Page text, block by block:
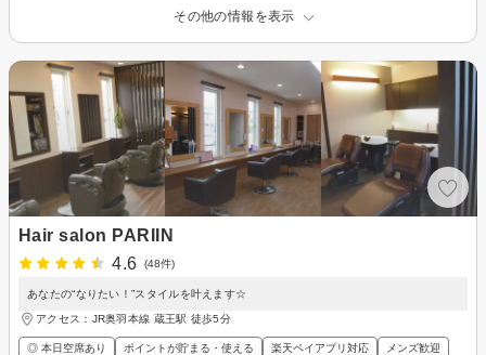
その他の情報を表示
Hair salon PARIIN
4.6
(48件)
あなたの“なりたい！”スタイルを叶えます☆
アクセス：JR奥羽本線 蔵王駅 徒歩5分
◎ 本日空席あり ポイントが貯まる・使える 楽天ペイアプリ対応 メンズ歓迎